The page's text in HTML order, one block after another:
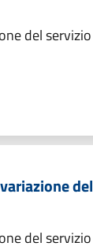
del servizio
del
del servizio